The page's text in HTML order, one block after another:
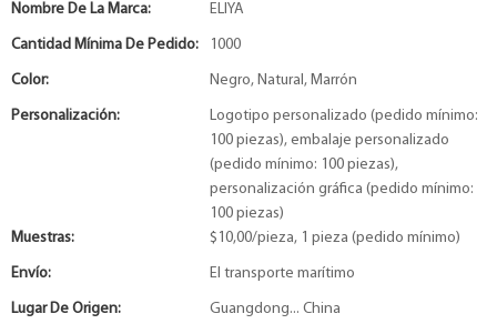
Nombre De La Marca: ELIYA
Cantidad Mínima De Pedido: 1000
Color: Negro, Natural, Marrón
Personalización:
Logotipo personalizado (pedido mínimo:
100 piezas), embalaje personalizado
(pedido mínimo: 100 piezas),
personalización gráfica (pedido mínimo:
100 piezas)
Muestras:
$10,00/pieza, 1 pieza (pedido mínimo)
Envío: El transporte marítimo
Lugar De Origen: Guangdong... China